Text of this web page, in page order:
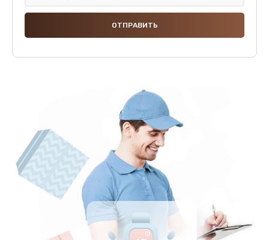
Замена термодатчиков
2500 руб.
2000 руб.
Заказать
Замена микропереключателей
2000 руб.
Заказать
Замена микросхемы зарядки
1100 руб.